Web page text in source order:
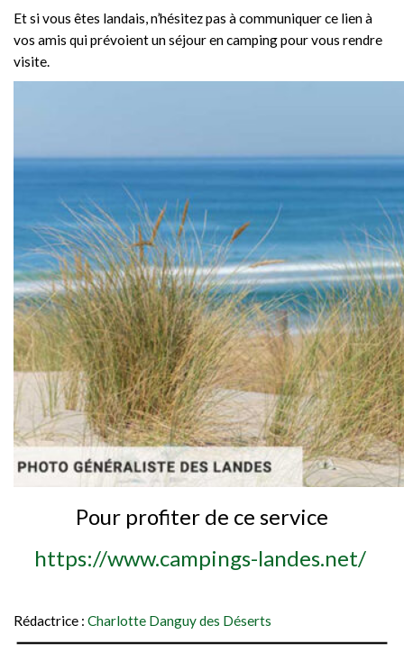
Et si vous êtes landais, n’hésitez pas à communiquer ce lien à
vos amis qui prévoient un séjour en camping pour vous rendre
visite.
Pour profiter de ce service
https://www.campings-landes.net/
Rédactrice : Charlotte Danguy des Déserts